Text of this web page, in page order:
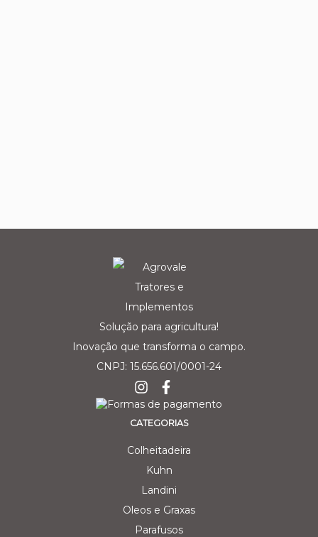
Solução para agricultura!
Inovação que transforma o campo.
CNPJ: 15.656.601/0001-24
CATEGORIAS
Colheitadeira
Kuhn
Landini
Oleos e Graxas
Parafusos